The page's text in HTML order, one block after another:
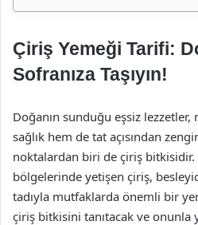
Çiriş Yemeği Tarifi:
Sofranıza Taşıyın!
Doğanın sunduğu eşsiz lezzetler,
sağlık hem de tat açısından
noktalardan biri de çiriş bitkisidir.
bölgelerinde yetişen çiriş,
tadıyla mutfaklarda önemli bir
çiriş bitkisini tanıtacak ve onunla